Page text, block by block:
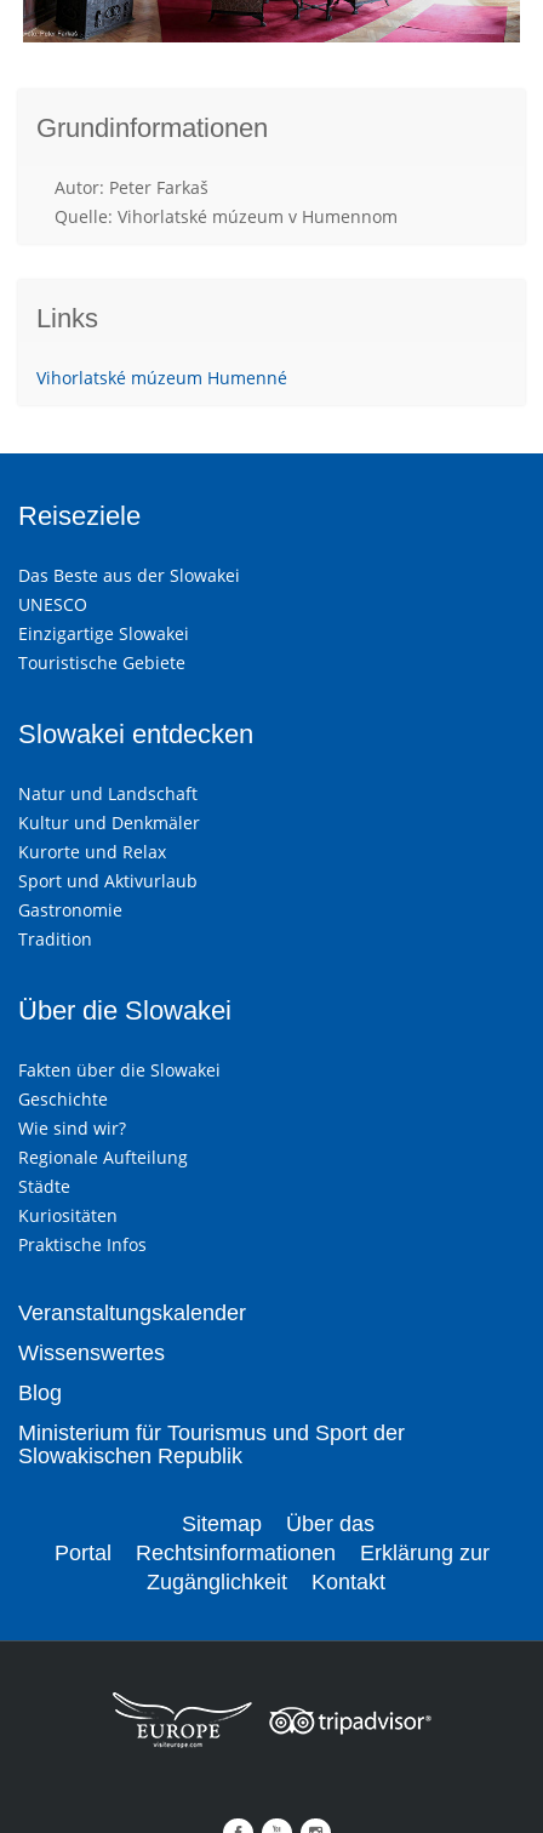
Grundinformationen
Autor: Peter Farkaš
Quelle: Vihorlatské múzeum v Humennom
Links
Vihorlatské múzeum Humenné
Reiseziele
Das Beste aus der Slowakei
UNESCO
Einzigartige Slowakei
Touristische Gebiete
Slowakei entdecken
Natur und Landschaft
Kultur und Denkmäler
Kurorte und Relax
Sport und Aktivurlaub
Gastronomie
Tradition
Über die Slowakei
Fakten über die Slowakei
Geschichte
Wie sind wir?
Regionale Aufteilung
Städte
Kuriositäten
Praktische Infos
Veranstaltungskalender
Wissenswertes
Blog
Ministerium für Tourismus und Sport der
Slowakischen Republik
Sitemap
Über das
Portal
Rechtsinformationen
Erklärung zur
Zugänglichkeit
Kontakt